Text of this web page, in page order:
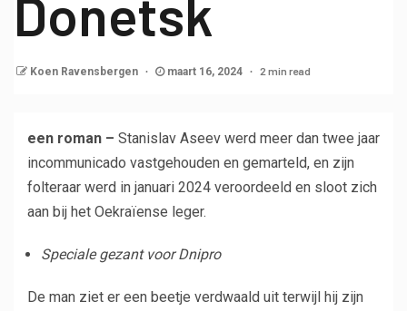
Donetsk
Koen Ravensbergen maart 16, 2024 2 min read
een roman – Stanislav Aseev werd meer dan twee jaar
incommunicado vastgehouden en gemarteld, en zijn
folteraar werd in januari 2024 veroordeeld en sloot zich
aan bij het Oekraïense leger.
Speciale gezant voor Dnipro
De man ziet er een beetje verdwaald uit terwijl hij zijn